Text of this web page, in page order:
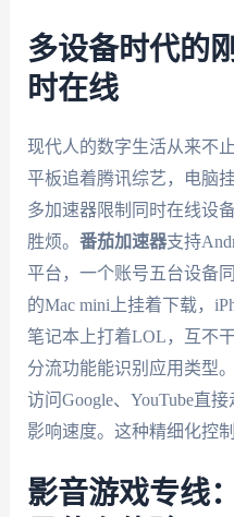
多设备时代的
时在线
现代人的数字生活从来不
平板追着腾讯综艺，电脑
多加速器限制同时在线设
胜烦。 番茄加速器支持
平台，一个账号五台设备
的Mac mini上挂着下载，
笔记本上打着LOL，互不
分流功能能识别应用类型
访问Google、YouTube直
影响速度。这种精细化控
影音游戏专线